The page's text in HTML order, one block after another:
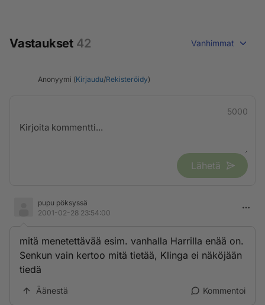
Vastaukset 42 Vanhimmat
Anonyymi (Kirjaudu/Rekisteröidy)
5000
Lähetä
pupu pöksyssä
2001-02-28 23:54:00
mitä menetettävää esim. vanhalla Harrilla enää on.
Senkun vain kertoo mitä tietää, Klinga ei näköjään
tiedä
Äänestä Kommentoi